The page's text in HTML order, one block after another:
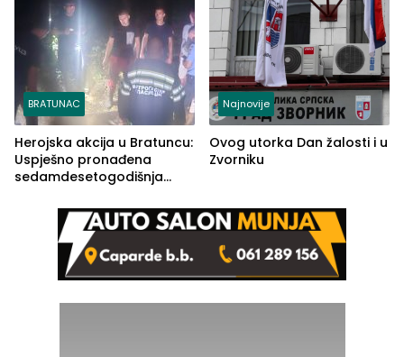
BRATUNAC
Herojska akcija u Bratuncu:
Uspješno pronađena
sedamdesetogodišnja
Kravice.
Najnovije
Ovog utorka Dan žalosti i u
Zvorniku